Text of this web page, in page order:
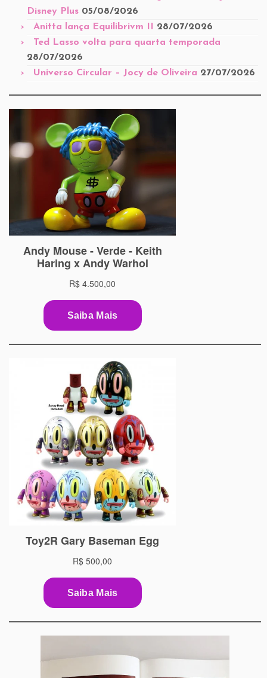
Disney Plus 05/08/2026
Anitta lança Equilibrivm II 28/07/2026
Ted Lasso volta para quarta temporada
28/07/2026
Universo Circular – Jocy de Oliveira 27/07/2026